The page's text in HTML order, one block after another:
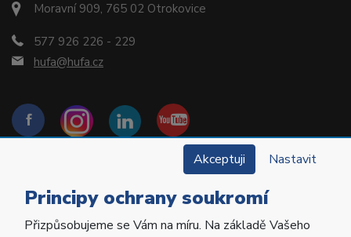
Moravní 909, 765 02 Otrokovice
577 926 226 - 229
hufa@hufa.cz
Copyright © 2022 Hu-Fa Dental a.s. Všechna práva
Akceptuji Nastavit
Principy ochrany soukromí
Přizpůsobujeme se Vám na míru. Na základě Vašeho